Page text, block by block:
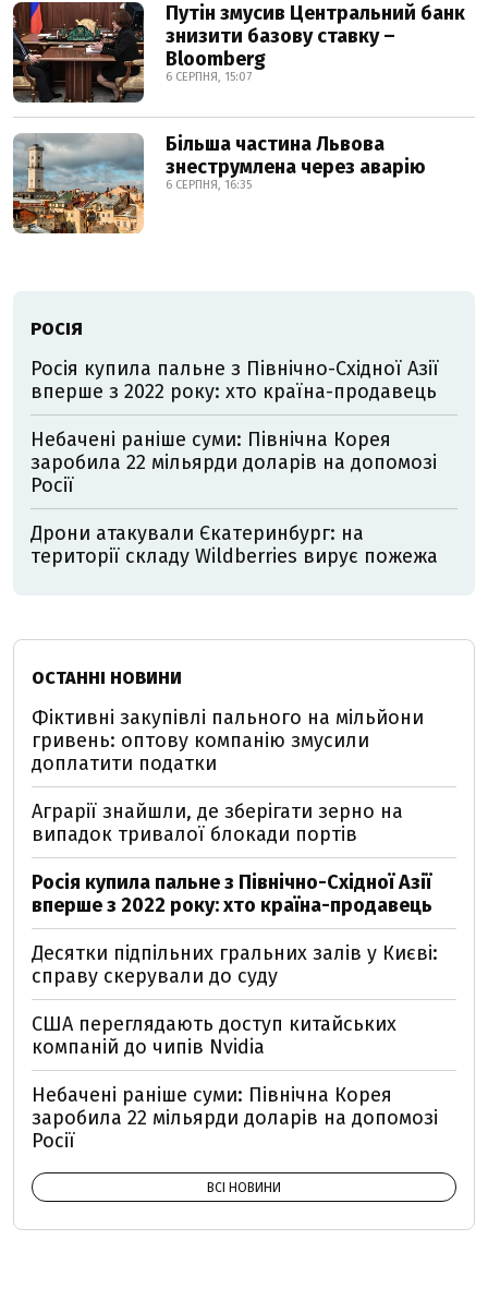
Путін змусив Центральний банк
знизити базову ставку –
Bloomberg
6 СЕРПНЯ, 15:07
Більша частина Львова
знеструмлена через аварію
6 СЕРПНЯ, 16:35
РОСІЯ
Росія купила пальне з Північно-Східної Азії
вперше з 2022 року: хто країна-продавець
Небачені раніше суми: Північна Корея
заробила 22 мільярди доларів на допомозі
Росії
Дрони атакували Єкатеринбург: на
території складу Wildberries вирує пожежа
ОСТАННІ НОВИНИ
Фіктивні закупівлі пального на мільйони
гривень: оптову компанію змусили
доплатити податки
Аграрії знайшли, де зберігати зерно на
випадок тривалої блокади портів
Росія купила пальне з Північно-Східної Азії
вперше з 2022 року: хто країна-продавець
Десятки підпільних гральних залів у Києві:
справу скерували до суду
США переглядають доступ китайських
компаній до чипів Nvidia
Небачені раніше суми: Північна Корея
заробила 22 мільярди доларів на допомозі
Росії
ВСІ НОВИНИ